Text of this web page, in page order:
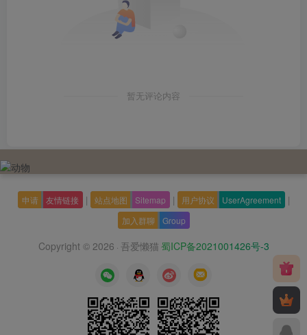
暂无评论内容
申请 友情链接 | 站点地图 Sitemap | 用户协议 UserAgreement |
加入群聊 Group
Copyright © 2026 · 吾爱懒猫 蜀ICP备2021001426号-3